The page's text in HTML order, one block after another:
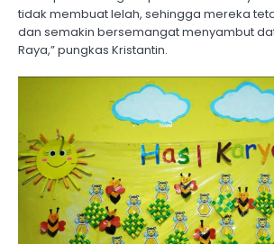
tidak membuat lelah, sehingga mereka
dan semakin bersemangat menyambut
Raya,” pungkas Kristantin.